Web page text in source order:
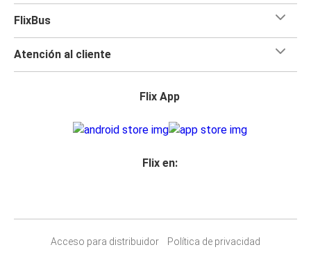
FlixBus
Atención al cliente
Flix App
Flix en:
Acceso para distribuidor
Política de privacidad